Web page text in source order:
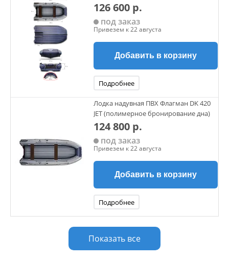
126 600 р.
под заказ
Привезем к 22 августа
Добавить в корзину
Подробнее
Лодка надувная ПВХ Флагман DK 420
JET (полимерное бронирование дна)
124 800 р.
под заказ
Привезем к 22 августа
Добавить в корзину
Подробнее
Показать все